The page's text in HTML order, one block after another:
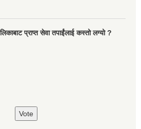
प्राप्त सेवा तपाईंलाई कस्तो लग्यो ?